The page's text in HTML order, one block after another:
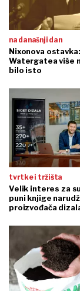
na današnji dan
Nixonova
Watergatea više
bilo isto
tvrtke i tržišta
Velik interes za
puni knjige
proizvođača